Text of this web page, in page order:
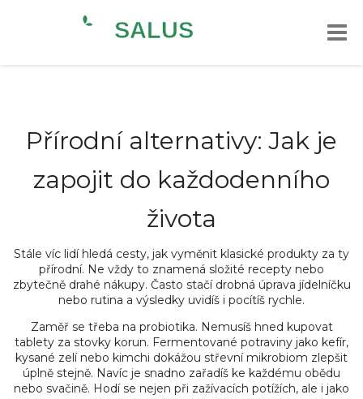
Přírodní alternativy: Jak je
zapojit do každodenního
života
Stále víc lidí hledá cesty, jak vyměnit klasické produkty za ty
přírodní. Ne vždy to znamená složité recepty nebo
zbytečně drahé nákupy. Často stačí drobná úprava jídelníčku
nebo rutina a výsledky uvidíš i pocítíš rychle.
Zaměř se třeba na probiotika. Nemusíš hned kupovat
tablety za stovky korun. Fermentované potraviny jako kefír,
kysané zelí nebo kimchi dokážou střevní mikrobiom zlepšit
úplně stejně. Navíc je snadno zařadíš ke každému obědu
nebo svačině. Hodí se nejen při zažívacích potížích, ale i jako